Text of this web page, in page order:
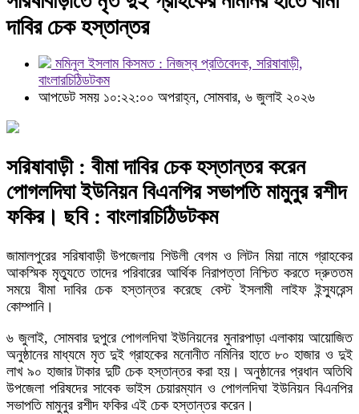
দাবির চেক হস্তান্তর
মমিনুল ইসলাম কিসমত : নিজস্ব প্রতিবেদক, সরিষাবাড়ী,
বাংলারচিঠিডটকম
আপডেট সময় ১০:২২:০০ অপরাহ্ন, সোমবার, ৬ জুলাই ২০২৬
সরিষাবাড়ী : বীমা দাবির চেক হস্তান্তর করেন
পোগলদিঘা ইউনিয়ন বিএনপির সভাপতি মামুনুর রশীদ
ফকির। ছবি : বাংলারচিঠিডটকম
জামালপুরের সরিষাবাড়ী উপজেলায় শিউলী বেগম ও লিটন মিয়া নামে গ্রাহকের
আকস্মিক মৃত্যুতে তাদের পরিবারের আর্থিক নিরাপত্তা নিশ্চিত করতে দ্রুততম
সময়ে বীমা দাবির চেক হস্তান্তর করেছে বেস্ট ইসলামী লাইফ ইন্স্যুরেন্স
কোম্পানি।
৬ জুলাই, সোমবার দুপুরে পোগলদিঘা ইউনিয়নের মুনারপাড়া এলাকায় আয়োজিত
অনুষ্ঠানের মাধ্যমে মৃত দুই গ্রাহকের মনোনীত নমিনির হাতে ৮০ হাজার ও দুই
লাখ ৯০ হাজার টাকার দুটি চেক হস্তান্তর করা হয়। অনুষ্ঠানের প্রধান অতিথি
উপজেলা পরিষদের সাবেক ভাইস চেয়ারম্যান ও পোগলদিঘা ইউনিয়ন বিএনপির
সভাপতি মামুনুর রশীদ ফকির এই চেক হস্তান্তর করেন।